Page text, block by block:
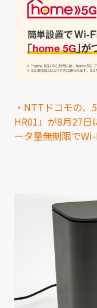
・NTTドコモの、
HR01」が8月27日
ータ量無制限で